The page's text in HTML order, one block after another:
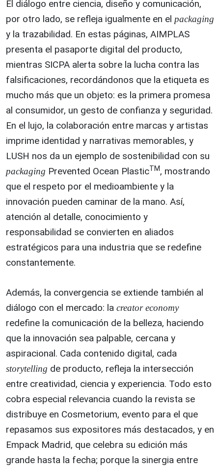
El diálogo entre ciencia, diseño y comunicación,
por otro lado, se refleja igualmente en el packaging
y la trazabilidad. En estas páginas, AIMPLAS
presenta el pasaporte digital del producto,
mientras SICPA alerta sobre la lucha contra las
falsificaciones, recordándonos que la etiqueta es
mucho más que un objeto: es la primera promesa
al consumidor, un gesto de confianza y seguridad.
En el lujo, la colaboración entre marcas y artistas
imprime identidad y narrativas memorables, y
LUSH nos da un ejemplo de sostenibilidad con su
packaging Prevented Ocean PlasticTM, mostrando
que el respeto por el medioambiente y la
innovación pueden caminar de la mano. Así,
atención al detalle, conocimiento y
responsabilidad se convierten en aliados
estratégicos para una industria que se redefine
constantemente.
Además, la convergencia se extiende también al
diálogo con el mercado: la creator economy
redefine la comunicación de la belleza, haciendo
que la innovación sea palpable, cercana y
aspiracional. Cada contenido digital, cada
storytelling de producto, refleja la intersección
entre creatividad, ciencia y experiencia. Todo esto
cobra especial relevancia cuando la revista se
distribuye en Cosmetorium, evento para el que
repasamos sus expositores más destacados, y en
Empack Madrid, que celebra su edición más
grande hasta la fecha; porque la sinergia entre